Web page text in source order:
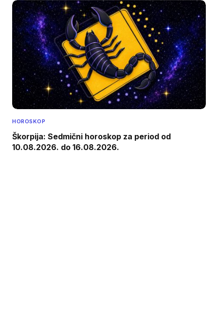
HOROSKOP
Škorpija: Sedmični horoskop za period od
10.08.2026. do 16.08.2026.